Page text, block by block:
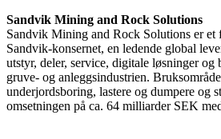
Sandvik Mining and Rock Solutions
Sandvik Mining and Rock Solutions er et
Sandvik-konsernet, en ledende global
utstyr, deler, service, digitale løsninger
gruve- og anleggsindustrien.
underjordsboring, lastere og dumpere og
omsetningen på ca. 64 milliarder SEK